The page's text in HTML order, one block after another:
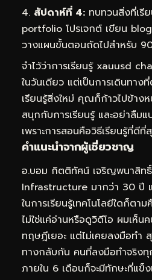
สัปดาห์ที่ 4: ทบทวนสิ่งที่เรี
portfolio โปรเจกต์ เขียน
วางแผนขั้นตอนถัดไปสำหรับ
จำไว้ว่าการเรียนรู้ xauusd
ในวันเดียว แต่เป็นการเดินทา
เรียนรู้สิ่งใหม่ คุณก็ก้าวไปข้าง
สนุกกับการเรียนรู้ และอย่าลืม
เพราะการสอนคือวิธีเรียนรู้ที่ดีที่
คำแนะนำจากผู้เชี่ยวชาญ
อ.บอม กิตติทัศน์ เจริญพนาสิท
Infrastructure มากว่า 30 ปี
ในการเรียนรู้เทคโนโลยีใดก็ต
ไม่ใช่แค่อ่านหรือดูวิดีโอ ผมเห็น
ทฤษฎีเยอะ แต่ไม่เคยลงมือทำ
ทางกลับกัน คนที่ลงมือทำจริง
ภายใน 6 เดือนก็จะมีทักษะที่แข็